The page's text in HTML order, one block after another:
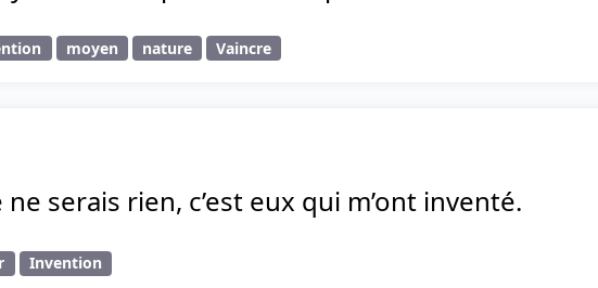
moyen nature Vaincre
ne serais rien, c’est eux qui m’ont inventé.
Invention